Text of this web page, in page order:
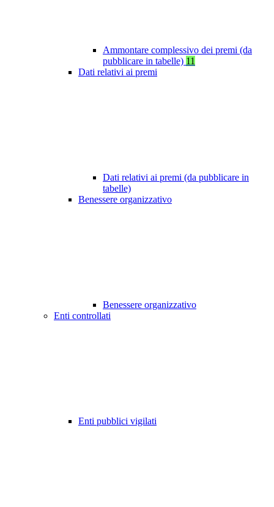
Ammontare complessivo dei premi (da
pubblicare in tabelle) 11
Dati relativi ai premi
Dati relativi ai premi (da pubblicare in
tabelle)
Benessere organizzativo
Benessere organizzativo
Enti controllati
Enti pubblici vigilati